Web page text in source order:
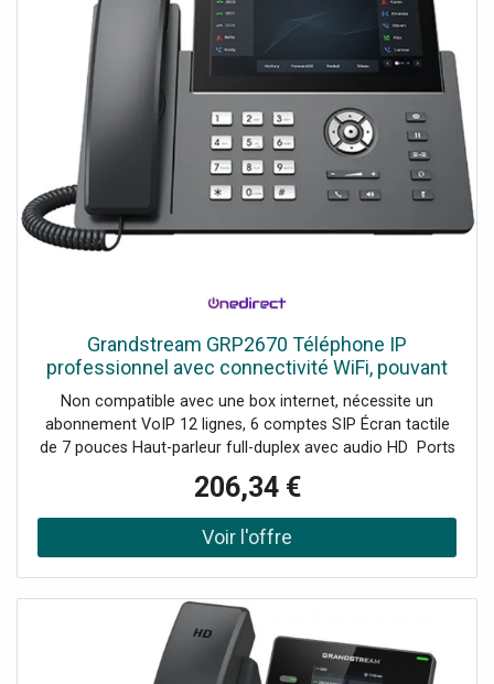
Grandstream GRP2670 Téléphone IP
professionnel avec connectivité WiFi, pouvant
gérer jusqu'à 6 comptes SIP et 12 lignes.
Non compatible avec une box internet, nécessite un
abonnement VoIP 12 lignes, 6 comptes SIP Écran tactile
de 7 pouces Haut-parleur full-duplex avec audio HD Ports
interchangeable pour la personnalisation Prise RJ9 pour
casque d'écoute permettant l'EHS avec Poly Wi-Fi bi-
bande intégré (2.4Ghz et 5Ghz).
206,34 €